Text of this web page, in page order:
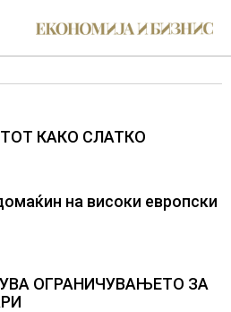
КАКО СЛАТКО
на високи европски
ОГРАНИЧУВАЊЕТО ЗА